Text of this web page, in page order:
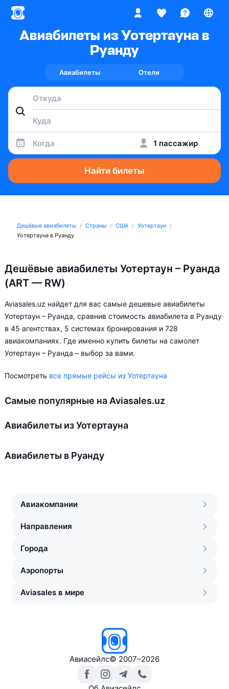
Авиабилеты из Уотертауна в
Руанду
Авиабилеты Отели
Когда 1 пассажир
Найти билеты
Дешёвые авиабилеты Страны США
Уотертаун
Уотертауна в Руанду
Дешёвые авиабилеты Уотертаун – Руанда
(ART — RW)
Aviasales.uz найдет для вас самые дешевые авиабилеты
Уотертаун – Руанда, сравнив стоимость авиабилета в Руанду
в 45 агентствах, 5 системах бронирования и 728
авиакомпаниях. Где именно купить билеты на самолет
Уотертаун – Руанда – выбор за вами.
Посмотреть все прямые рейсы из Уотертауна
Самые популярные на Aviasales.uz
Авиабилеты из Уотертауна
Авиабилеты в Руанду
Авиакомпании
Направления
Города
Аэропорты
Aviasales в мире
Авиасейлс© 2007–2026